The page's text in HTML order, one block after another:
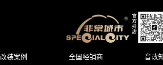
改装案例 全国经销商 音改